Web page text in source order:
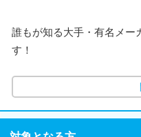
誰もが知る大手・有名メー
す！